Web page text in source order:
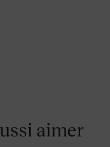
aimer